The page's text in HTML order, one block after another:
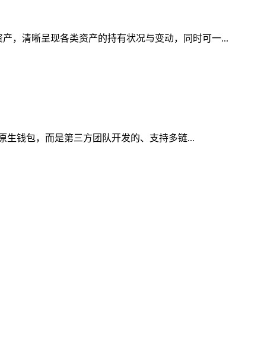
，清晰呈现各类资产的持有状况与变动，同时可一...
生钱包，而是第三方团队开发的、支持多链...